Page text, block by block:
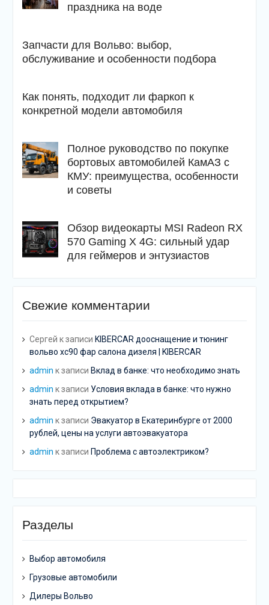
праздника на воде
Запчасти для Вольво: выбор,
обслуживание и особенности подбора
Как понять, подходит ли фаркоп к
конкретной модели автомобиля
Полное руководство по покупке
бортовых автомобилей КамАЗ с
КМУ: преимущества, особенности
и советы
Обзор видеокарты MSI Radeon RX
570 Gaming X 4G: сильный удар
для геймеров и энтузиастов
Свежие комментарии
Сергей к записи KIBERCAR дооснащение и тюнинг
вольво хс90 фар салона дизеля | KIBERCAR
admin к записи Вклад в банке: что необходимо знать
admin к записи Условия вклада в банке: что нужно
знать перед открытием?
admin к записи Эвакуатор в Екатеринбурге от 2000
рублей, цены на услуги автоэвакуатора
admin к записи Проблема с автоэлектриком?
Разделы
Выбор автомобиля
Грузовые автомобили
Дилеры Вольво